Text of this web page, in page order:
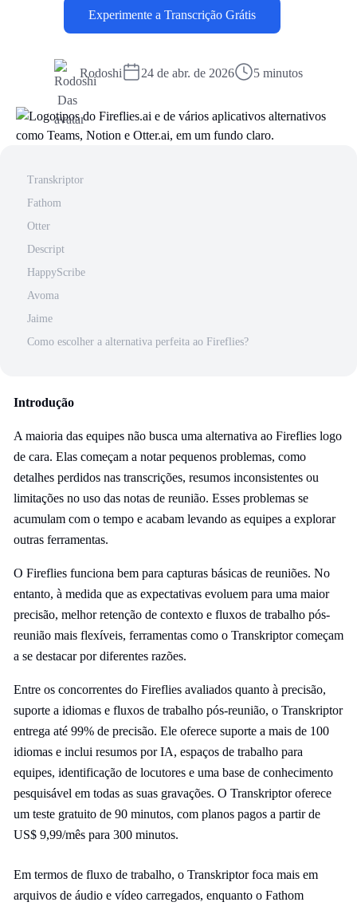
Experimente a Transcrição Grátis
Rodoshi 24 de abr. de 2026 5 minutos
Transkriptor
Fathom
Otter
Descript
HappyScribe
Avoma
Jaime
Como escolher a alternativa perfeita ao Fireflies?
Introdução
A maioria das equipes não busca uma alternativa ao Fireflies logo
de cara. Elas começam a notar pequenos problemas, como
detalhes perdidos nas transcrições, resumos inconsistentes ou
limitações no uso das notas de reunião. Esses problemas se
acumulam com o tempo e acabam levando as equipes a explorar
outras ferramentas.
O Fireflies funciona bem para capturas básicas de reuniões. No
entanto, à medida que as expectativas evoluem para uma maior
precisão, melhor retenção de contexto e fluxos de trabalho pós-
reunião mais flexíveis, ferramentas como o Transkriptor começam
a se destacar por diferentes razões.
Entre os concorrentes do Fireflies avaliados quanto à precisão,
suporte a idiomas e fluxos de trabalho pós-reunião, o Transkriptor
entrega até 99% de precisão. Ele oferece suporte a mais de 100
idiomas e inclui resumos por IA, espaços de trabalho para
equipes, identificação de locutores e uma base de conhecimento
pesquisável em todas as suas gravações. O Transkriptor oferece
um teste gratuito de 90 minutos, com planos pagos a partir de
US$ 9,99/mês para 300 minutos.
Em termos de fluxo de trabalho, o Transkriptor foca mais em
arquivos de áudio e vídeo carregados, enquanto o Fathom